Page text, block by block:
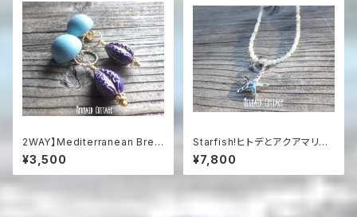
2WAY】Mediterranean Bree
ze 2-Way Clip-On Earrings
地中海ブルーのステートメン
トイヤリング
¥3,500
Starfish!ヒトデとアクアマリン
のネックレス sv925
¥7,800